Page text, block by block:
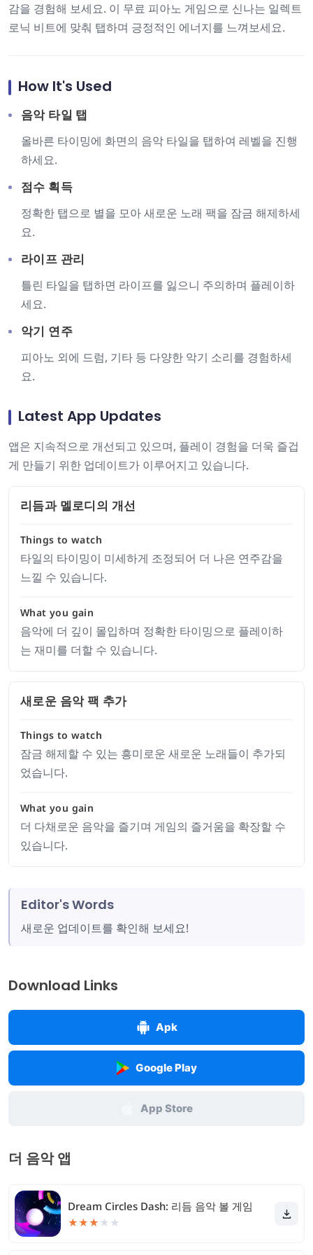
감을 경험해 보세요. 이 무료 피아노 게임으로 신나는 일렉트
로닉 비트에 맞춰 탭하며 긍정적인 에너지를 느껴보세요.
How It's Used
음악 타일 탭
올바른 타이밍에 화면의 음악 타일을 탭하여 레벨을 진행
하세요.
점수 획득
정확한 탭으로 별을 모아 새로운 노래 팩을 잠금 해제하세
요.
라이프 관리
틀린 타일을 탭하면 라이프를 잃으니 주의하며 플레이하
세요.
악기 연주
피아노 외에 드럼, 기타 등 다양한 악기 소리를 경험하세
요.
Latest App Updates
앱은 지속적으로 개선되고 있으며, 플레이 경험을 더욱 즐겁
게 만들기 위한 업데이트가 이루어지고 있습니다.
리듬과 멜로디의 개선
Things to watch
타일의 타이밍이 미세하게 조정되어 더 나은 연주감을
느낄 수 있습니다.
What you gain
음악에 더 깊이 몰입하며 정확한 타이밍으로 플레이하
는 재미를 더할 수 있습니다.
새로운 음악 팩 추가
Things to watch
잠금 해제할 수 있는 흥미로운 새로운 노래들이 추가되
었습니다.
What you gain
더 다채로운 음악을 즐기며 게임의 즐거움을 확장할 수
있습니다.
Editor's Words
새로운 업데이트를 확인해 보세요!
Download Links
Apk
Google Play
App Store
더 음악 앱
Dream Circles Dash: 리듬 음악 볼 게임
★★★ ★ ★